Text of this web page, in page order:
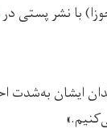
ایشان